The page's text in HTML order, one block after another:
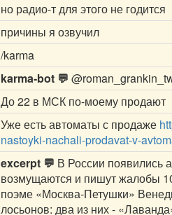
но радио-т для этого не годится
причины я озвучил
/karma
karma-bot 💬
До 22 в МСК по-моему продают
Уже есть автоматы с продаже
nastoyki-nachali-prodavat-v-
excerpt 💬 В России появились
возмущаются и пишут жалобы
поэме «Москва-Петушки»
лосьонов: два из них -